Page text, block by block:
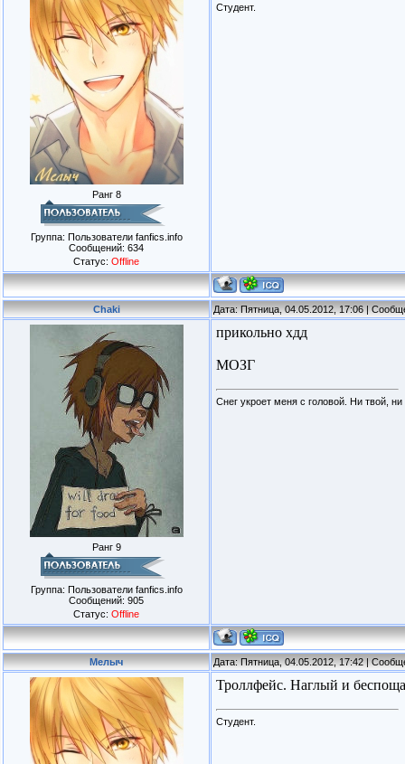
Ранг 8
Группа: Пользователи fanfics.info
Сообщений: 634
Статус: Offline
Студент.
Chaki Дата: Пятница, 04.05.2012, 17:06 |
Ранг 9
Группа: Пользователи fanfics.info
Сообщений: 905
Статус: Offline
прикольно хдд
МОЗГ
Снег укроет меня с головой. Ни твой,
Мелыч Дата: Пятница, 04.05.2012, 17:42 |
Троллфейс. Наглый и
Студент.